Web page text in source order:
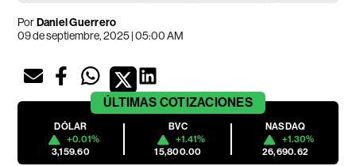
PorDaniel Guerrero
09 de septiembre, 2025 | 05:00 AM
ÚLTIMAS COTIZACIONES
DÓLAR
+0.01%
3,159.60
BVC
+1.41%
15,800.00
NASDAQ
+1.30%
26,690.62